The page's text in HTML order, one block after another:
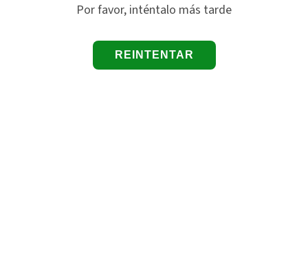
Por favor, inténtalo más tarde
REINTENTAR